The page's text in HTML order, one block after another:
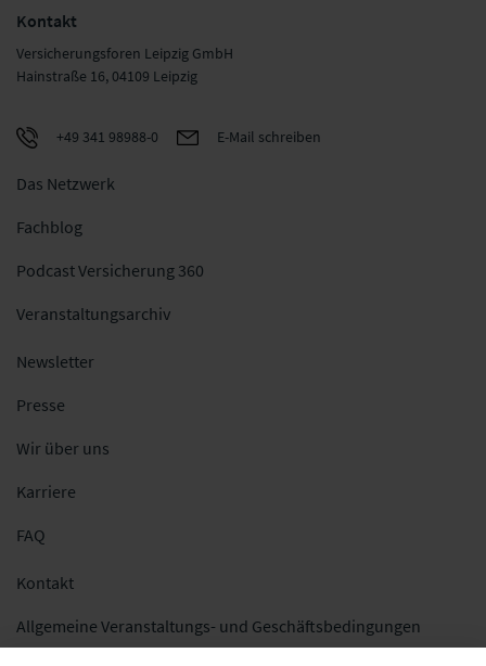
Kontakt
Versicherungsforen Leipzig GmbH
Hainstraße 16, 04109 Leipzig
+49 341 98988-0 E-Mail schreiben
Das Netzwerk
Fachblog
Podcast Versicherung 360
Veranstaltungsarchiv
Newsletter
Presse
Wir über uns
Karriere
FAQ
Kontakt
Allgemeine Veranstaltungs- und Geschäftsbedingungen